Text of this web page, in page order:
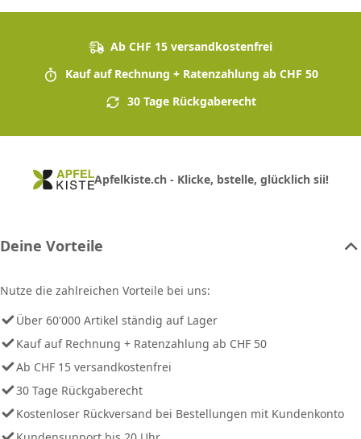
Ab CHF 15 versandkostenfrei
Kauf auf Rechnung + Ratenzahlung ab CHF 50
30 Tage Rückgaberecht
Apfelkiste.ch - Klicke, bstelle, glücklich sii!
Deine Vorteile
Nutze die zahlreichen Vorteile bei uns:
Über 60'000 Artikel ständig auf Lager
Kauf auf Rechnung + Ratenzahlung ab CHF 50
Ab CHF 15 versandkostenfrei
30 Tage Rückgaberecht
Kostenloser Rückversand bei Bestellungen mit Kundenkonto